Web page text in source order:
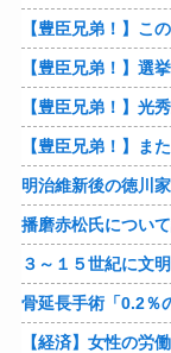
【豊臣兄弟！】こ
【豊臣兄弟！】選
【豊臣兄弟！】光
【豊臣兄弟！】ま
明治維新後の徳川
播磨赤松氏につい
３～１５世紀に文